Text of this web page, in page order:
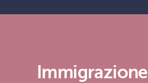
Immigrazione